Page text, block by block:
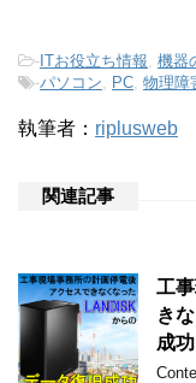
-ITお役立ち情報 機器
-パソコン PC 物理障
執筆者： riplusweb
関連記事
工
き
成功